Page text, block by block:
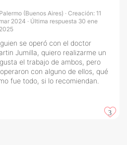
Palermo (Buenos Aires) · Creación: 11
mar 2024 · Última respuesta 30 ene
2025
se operó con el doctor
Jumilla, quiero realizarme un
el trabajo de ambos, pero
con alguno de ellos, qué
fue todo, si lo recomiendan.
3